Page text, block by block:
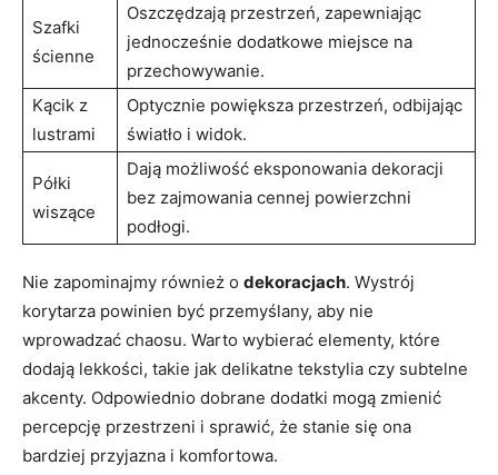
Szafki
ścienne
Oszczędzają przestrzeń, zapewniając
jednocześnie dodatkowe miejsce na
przechowywanie.
Kącik z
lustrami
Optycznie powiększa przestrzeń, odbijając
światło i widok.
Półki
wiszące
Dają możliwość eksponowania dekoracji
bez zajmowania cennej powierzchni
podłogi.
Nie zapominajmy również o dekoracjach. Wystrój
korytarza powinien być przemyślany, aby nie
wprowadzać chaosu. Warto wybierać elementy, które
dodają lekkości, takie jak delikatne tekstylia czy subtelne
akcenty. Odpowiednio dobrane dodatki mogą zmienić
percepcję przestrzeni i sprawić, że stanie się ona
bardziej przyjazna i komfortowa.